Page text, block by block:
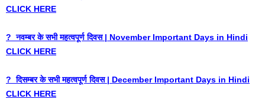
CLICK HERE
? नवम्बर के सभी महत्वपूर्ण दिवस | November Important Days in Hindi
CLICK HERE
? दिसम्बर के सभी महत्वपूर्ण दिवस | December Important Days in Hindi
CLICK HERE